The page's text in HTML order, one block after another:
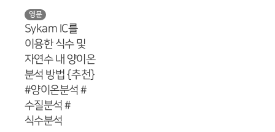
영문
Sykam IC를
이용한 식수 및
자연수 내 양이온
분석 방법 {추천}
#양이온분석 #
수질분석 #
식수분석